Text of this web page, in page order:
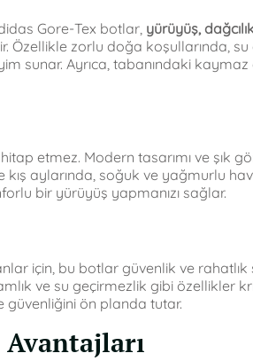
Gore-Tex botlar, yürüyüş,
Özellikle zorlu doğa koşullarında,
sunar. Ayrıca, tabanındaki kaymaz
etmez. Modern tasarımı ve şık
aylarında, soğuk ve yağmurlu
bir yürüyüş yapmanızı sağlar.
için, bu botlar güvenlik ve
ve su geçirmezlik gibi özellikler
güvenliğini ön planda tutar.